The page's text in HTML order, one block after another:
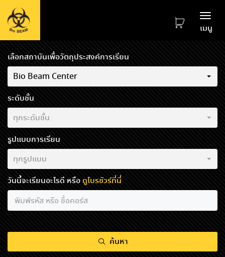
เมนู
เลือกสถาบันเพื่อวัตถุประสงค์การเรียน
Bio Beam Center
ระดับชั้น
ทุกระดับชั้น
รูปแบบการเรียน
ทุกรูปแบบ
วันนี้จะเรียนอะไรดี หรือ ดูโบรชัวร์ที่นี่
ค้นหา